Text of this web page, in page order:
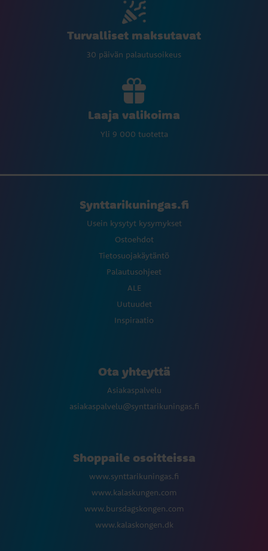
Turvalliset maksutavat
30 päivän palautusoikeus
Laaja valikoima
Yli 9 000 tuotetta
Synttarikuningas.fi
Usein kysytyt kysymykset
Ostoehdot
Tietosuojakäytäntö
Palautusohjeet
ALE
Uutuudet
Inspiraatio
Ota yhteyttä
Asiakaspalvelu
asiakaspalvelu@synttarikuningas.fi
Shoppaile osoitteissa
www.synttarikuningas.fi
www.kalaskungen.com
www.bursdagskongen.com
www.kalaskongen.dk